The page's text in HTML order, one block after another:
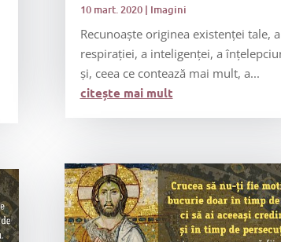
10 mart. 2020| Imagini
Recunoaște originea existenței tale, a
respirației, a inteligenței, a
și, ceea ce contează mai mult, a...
citește mai mult